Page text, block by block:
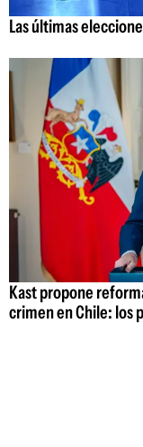
Las últimas
Kast propone
crimen en Chile: los